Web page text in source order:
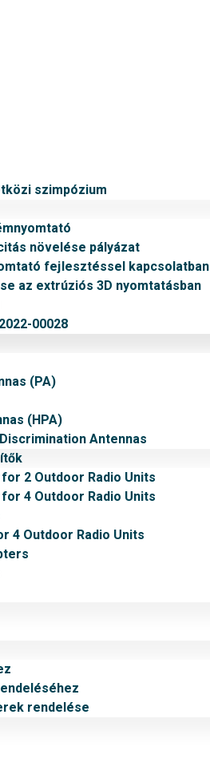
szimpózium
növelése pályázat
fejlesztéssel kapcsolatban
az extrúziós 3D nyomtatásban
00028
(PA)
(HPA)
Antennas
2 Outdoor Radio Units
4 Outdoor Radio Units
4 Outdoor Radio Units
rendelése